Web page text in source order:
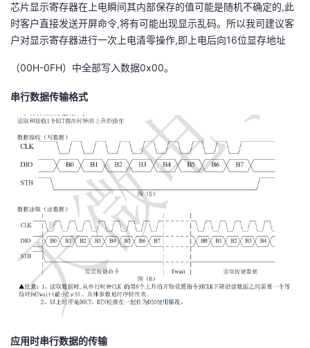
芯片显示寄存器在上电瞬间其内部保存的值可能是随机不确定的,此
时客户直接发送开屏命令,将有可能出现显示乱码。所以我司建议客
户对显示寄存器进行一次上电清零操作,即上电后向16位显存地址
（00H-0FH）中全部写入数据0x00。
串行数据传输格式
应用时串行数据的传输